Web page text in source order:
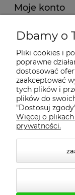
Moje konto
Regulamin
Dostawa -
Gwarancja i
Pomoc
Dbamy o
Pliki cookies i
poprawne
dostosować
zaakceptować
tych plików i
plików do
"Dostosuj
Więcej o
prywatności.